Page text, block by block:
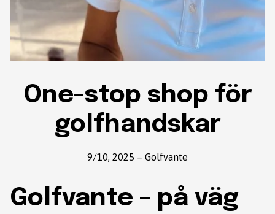
One-stop shop för
golfhandskar
9/10, 2025 – Golfvante
Golfvante – på väg